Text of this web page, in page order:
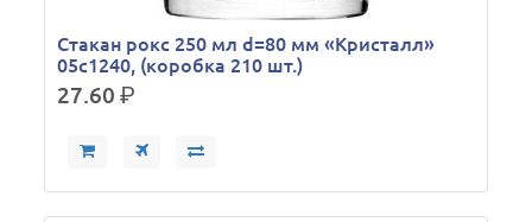
Стакан рокс 250 мл d=80 мм «Кристалл»
05с1240, (коробка 210 шт.)
27.60р.